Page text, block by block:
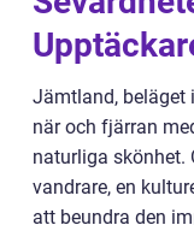
Jämtland, beläget
när och fjärran
naturliga skönhet.
vandrare, en
att beundra den